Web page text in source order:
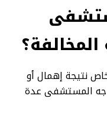
نتيجة إهمال أو
المستشفى عدة